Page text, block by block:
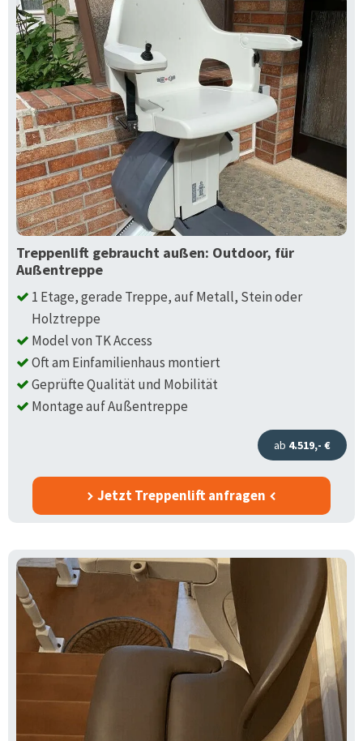
Treppenlift gebraucht außen: Outdoor, für
Außentreppe
1 Etage, gerade Treppe, auf Metall, Stein oder
Holztreppe
Model von TK Access
Oft am Einfamilienhaus montiert
Geprüfte Qualität und Mobilität
Montage auf Außentreppe
ab 4.519,- €
Jetzt Treppenlift anfragen